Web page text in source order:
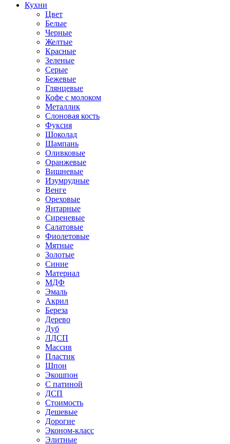
Кухни
Цвет
Белые
Черные
Желтые
Красные
Зеленые
Серые
Бежевые
Глянцевые
Кофе с молоком
Металлик
Слоновая кость
Фуксия
Шоколад
Шампань
Оливковые
Оранжевые
Вишневые
Изумрудные
Венге
Ореховые
Янтарные
Сиреневые
Салатовые
Фиолетовые
Мятные
Золотые
Синие
Материал
МДФ
Эмаль
Акрил
Береза
Дерево
Дуб
ЛДСП
Массив
Пластик
Шпон
Экошпон
С патиной
ДСП
Стоимость
Дешевые
Дорогие
Эконом-класс
Элитные